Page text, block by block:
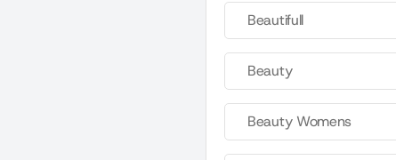
Beautifull
Beauty
Beauty Womens